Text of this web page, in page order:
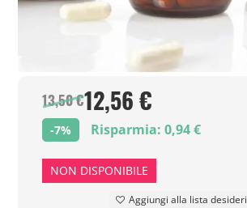
13,50 €12,56 €
-7% Risparmia: 0,94 €
NON DISPONIBILE
Aggiungi alla lista desideri